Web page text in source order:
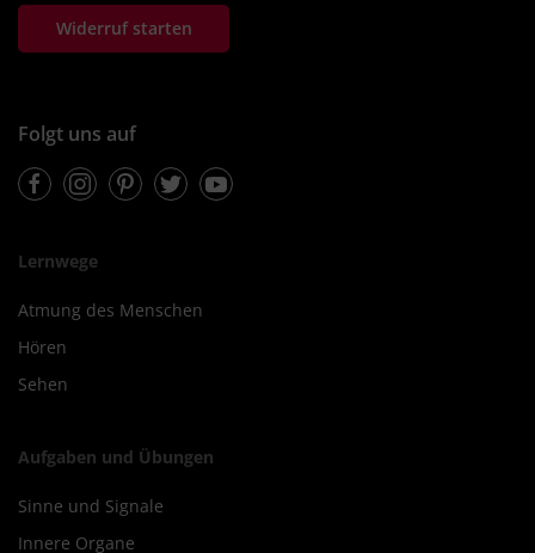
Widerruf starten
Folgt uns auf
FacebookInstagramPinterestTwitterYoutube
Lernwege
Atmung des Menschen
Hören
Sehen
Aufgaben und Übungen
Sinne und Signale
Innere Organe